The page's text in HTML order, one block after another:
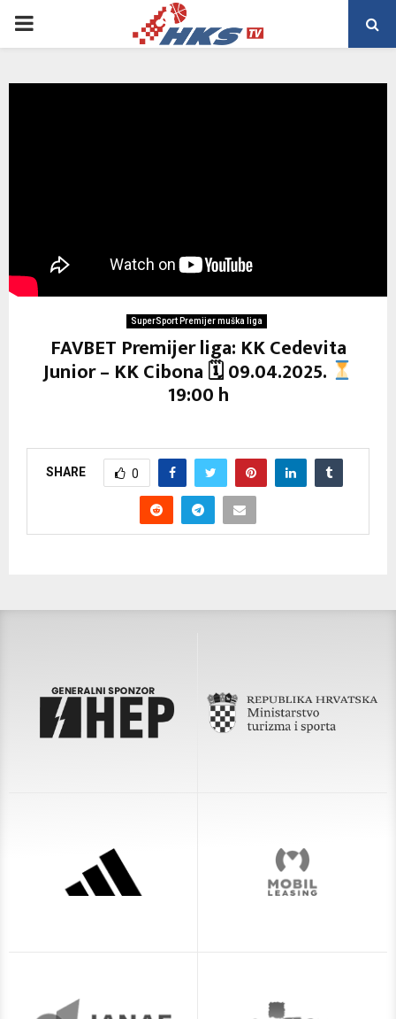
PRIMARY
SuperSport Premijer muška liga
FAVBET Premijer liga: KK Cedevita
Junior – KK Cibona 🗓 09.04.2025.
19:00 h
SHARE 0